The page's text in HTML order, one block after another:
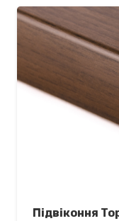
Підвіконня